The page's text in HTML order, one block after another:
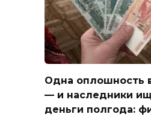
Одна оплошность
— и наследники
деньги полгода: